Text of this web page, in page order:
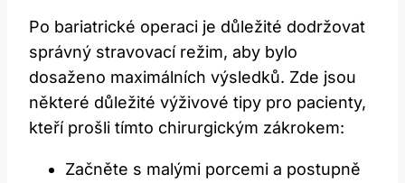
Po bariatrické operaci je důležité dodržovat
‌správný stravovací režim, aby ‍bylo
dosaženo maximálních výsledků. Zde jsou
některé ​důležité výživové ‌tipy pro pacienty,
kteří prošli tímto chirurgickým zákrokem:
Začněte s malými ⁢porcemi a postupně